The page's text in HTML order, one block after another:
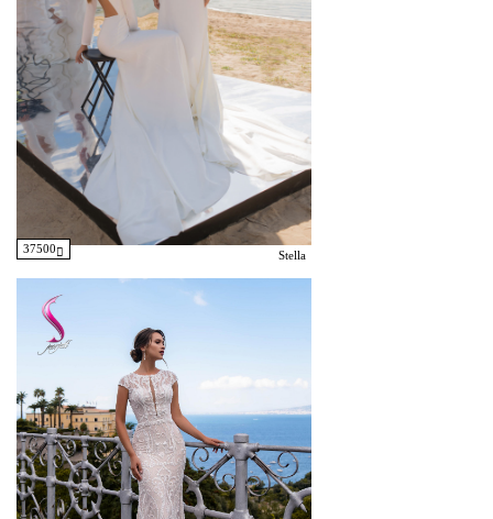
37500 Stella